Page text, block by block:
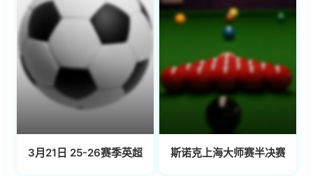
3月21日 25-26赛季英超第31轮 伯恩茅斯VS曼联
斯诺克上海大师赛半决赛第二